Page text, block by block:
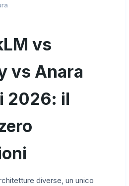
vs
vs Anara
2026: il
diverse, un unico